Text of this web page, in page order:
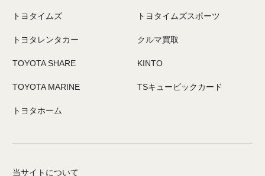
トヨタイムズ トヨタイムズスポーツ
トヨタレンタカー クルマ買取
TOYOTA SHARE KINTO
TOYOTA MARINE TSキュービックカード
トヨタホーム
当サイトについて